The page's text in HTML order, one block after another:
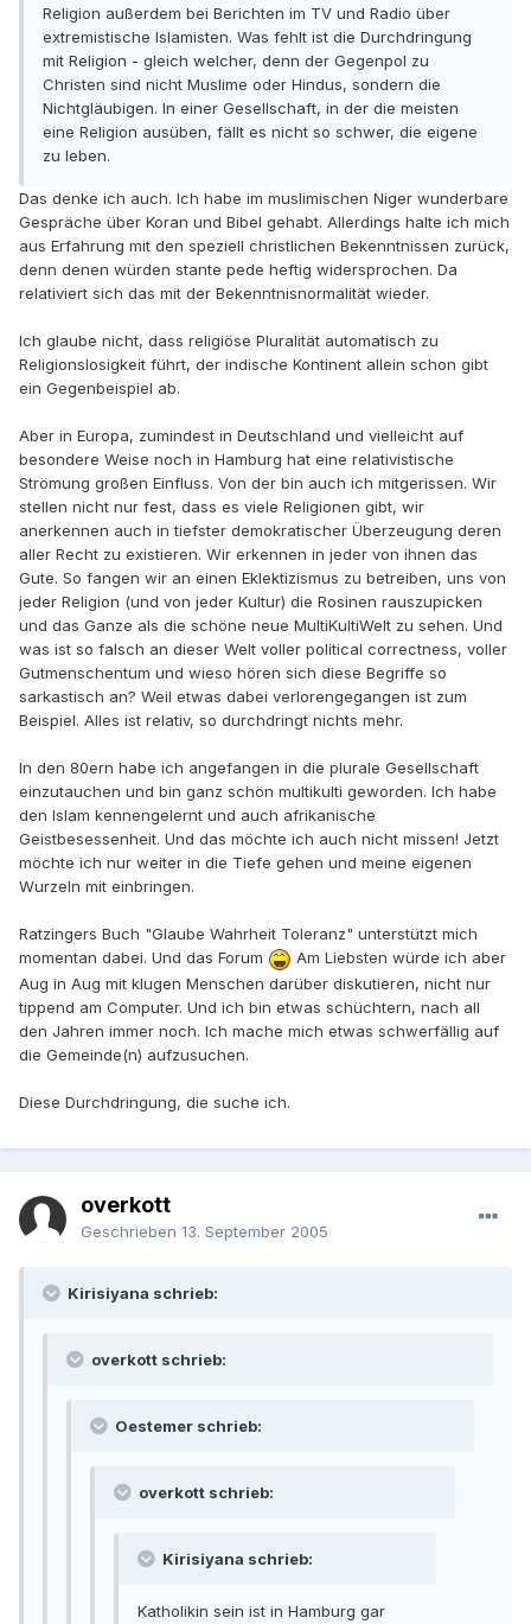
Religion außerdem bei Berichten im TV und Radio über
extremistische Islamisten. Was fehlt ist die Durchdringung
mit Religion - gleich welcher, denn der Gegenpol zu
Christen sind nicht Muslime oder Hindus, sondern die
Nichtgläubigen. In einer Gesellschaft, in der die meisten
eine Religion ausüben, fällt es nicht so schwer, die eigene
zu leben.
Das denke ich auch. Ich habe im muslimischen Niger wunderbare
Gespräche über Koran und Bibel gehabt. Allerdings halte ich mich
aus Erfahrung mit den speziell christlichen Bekenntnissen zurück,
denn denen würden stante pede heftig widersprochen. Da
relativiert sich das mit der Bekenntnisnormalität wieder.
Ich glaube nicht, dass religiöse Pluralität automatisch zu
Religionslosigkeit führt, der indische Kontinent allein schon gibt
ein Gegenbeispiel ab.
Aber in Europa, zumindest in Deutschland und vielleicht auf
besondere Weise noch in Hamburg hat eine relativistische
Strömung großen Einfluss. Von der bin auch ich mitgerissen. Wir
stellen nicht nur fest, dass es viele Religionen gibt, wir
anerkennen auch in tiefster demokratischer Überzeugung deren
aller Recht zu existieren. Wir erkennen in jeder von ihnen das
Gute. So fangen wir an einen Eklektizismus zu betreiben, uns von
jeder Religion (und von jeder Kultur) die Rosinen rauszupicken
und das Ganze als die schöne neue MultiKultiWelt zu sehen. Und
was ist so falsch an dieser Welt voller political correctness, voller
Gutmenschentum und wieso hören sich diese Begriffe so
sarkastisch an? Weil etwas dabei verlorengegangen ist zum
Beispiel. Alles ist relativ, so durchdringt nichts mehr.
In den 80ern habe ich angefangen in die plurale Gesellschaft
einzutauchen und bin ganz schön multikulti geworden. Ich habe
den Islam kennengelernt und auch afrikanische
Geistbesessenheit. Und das möchte ich auch nicht missen! Jetzt
möchte ich nur weiter in die Tiefe gehen und meine eigenen
Wurzeln mit einbringen.
Ratzingers Buch "Glaube Wahrheit Toleranz" unterstützt mich
momentan dabei. Und das Forum
Am Liebsten würde ich aber
Aug in Aug mit klugen Menschen darüber diskutieren, nicht nur
tippend am Computer. Und ich bin etwas schüchtern, nach all
den Jahren immer noch. Ich mache mich etwas schwerfällig auf
die Gemeinde(n) aufzusuchen.
Diese Durchdringung, die suche ich.
overkott
Geschrieben 13. September 2005
Kirisiyana schrieb:
overkott schrieb:
Oestemer schrieb:
overkott schrieb:
Kirisiyana schrieb:
Katholikin sein ist in Hamburg gar